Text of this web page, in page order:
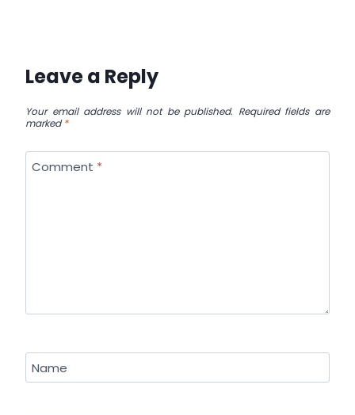
Leave a Reply
Your email address will not be published. Required fields are
marked*
Comment *
Name